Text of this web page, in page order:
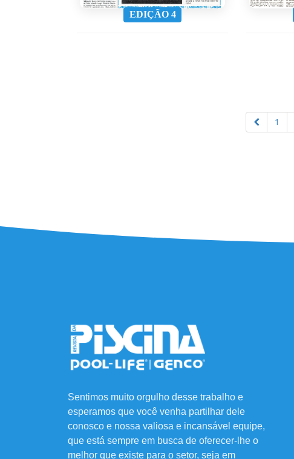
EDIÇÃO 4
1
Sentimos muito orgulho desse trabalho e
esperamos que você venha partilhar dele
conosco e nossa valiosa e incansável equipe,
que está sempre em busca de oferecer-lhe o
melhor que existe para o setor, seja em